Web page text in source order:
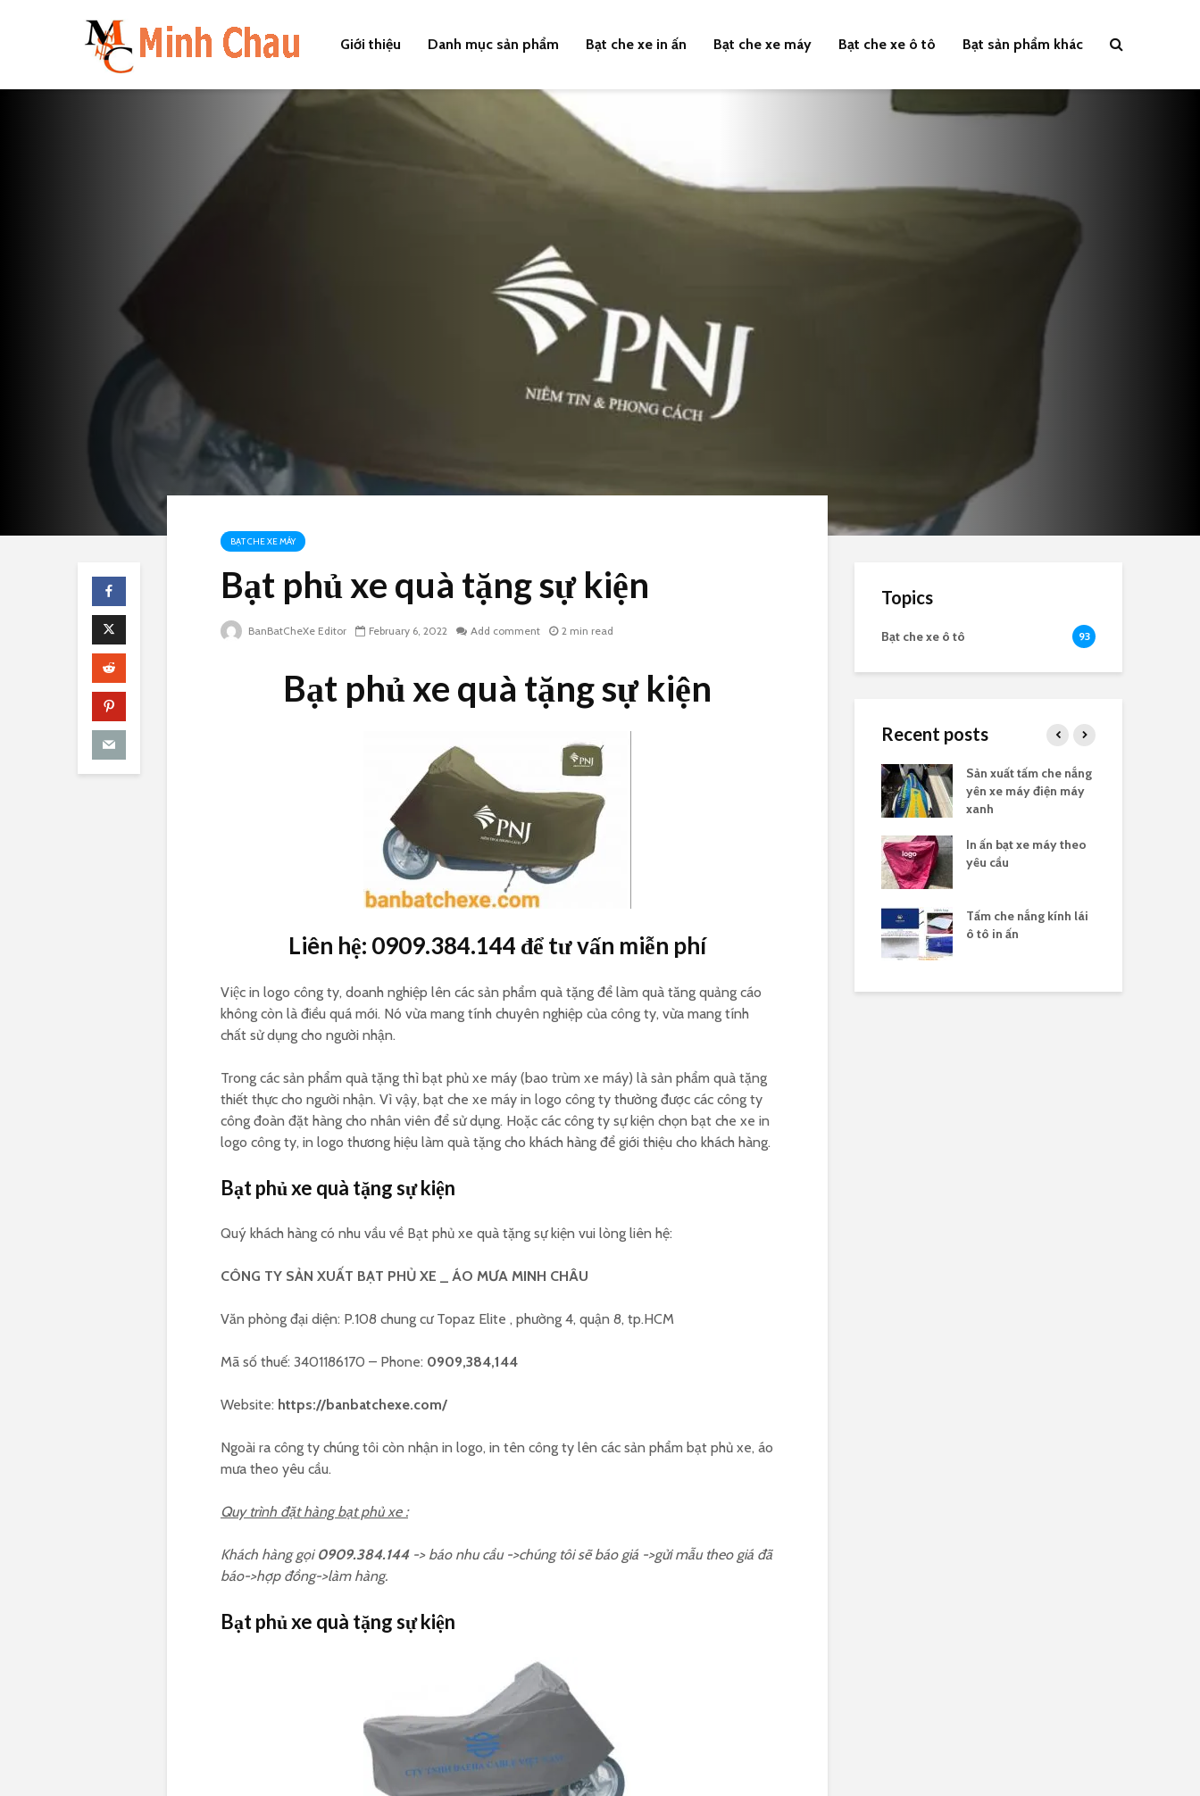
Giới thiệu Danh mục sản phẩm Bạt che xe in ấn Bạt che xe máy Bạt che xe ô tô Bạt sản phẩm khác
BẠT CHE XE MÁY
Bạt phủ xe quà tặng sự kiện
BanBatCheXe Editor February 6, 2022 Add comment 2 min read
Bạt phủ xe quà tặng sự kiện
Liên hệ: 0909.384.144 để tư vấn miễn phí
Việc in logo công ty, doanh nghiệp lên các sản phẩm quà tặng để làm quà tăng quảng cáo
không còn là điều quá mới. Nó vừa mang tính chuyên nghiệp của công ty, vừa mang tính
chất sử dụng cho người nhận.
Trong các sản phẩm quà tặng thì bạt phủ xe máy (bao trùm xe máy) là sản phẩm quà tặng
thiết thực cho người nhận. Vì vậy, bạt che xe máy in logo công ty thường được các công ty
công đoàn đặt hàng cho nhân viên để sử dụng. Hoặc các công ty sự kiện chọn bạt che xe in
logo công ty, in logo thương hiệu làm quà tặng cho khách hàng để giới thiệu cho khách hàng.
Bạt phủ xe quà tặng sự kiện
Quý khách hàng có nhu vầu về Bạt phủ xe quà tặng sự kiện vui lòng liên hệ:
CÔNG TY SẢN XUẤT BẠT PHỦ XE _ ÁO MƯA MINH CHÂU
Văn phòng đại diện: P.108 chung cư Topaz Elite , phường 4, quận 8, tp.HCM
Mã số thuế: 3401186170 – Phone: 0909,384,144
Website: https://banbatchexe.com/
Ngoài ra công ty chúng tôi còn nhận in logo, in tên công ty lên các sản phẩm bạt phủ xe, áo
mưa theo yêu cầu.
Quy trình đặt hàng bạt phủ xe :
Khách hàng gọi 0909.384.144-> báo nhu cầu ->chúng tôi sẽ báo giá ->gửi mẫu theo giá đã
báo->hợp đồng->làm hàng.
Bạt phủ xe quà tặng sự kiện
Topics
Bạt che xe ô tô 93
Recent posts
Bạt trùm xe máy in ấn
theo yêu cầu
Gia công bạt trùm ghế
xe ô tô theo yêu cầu
hàng hoá sau xe máy
Sản xuất tấm che nắng
yên xe máy điện máy
xanh
In ấn bạt xe máy theo
yêu cầu
Tấm che nắng kính lái
ô tô in ấn